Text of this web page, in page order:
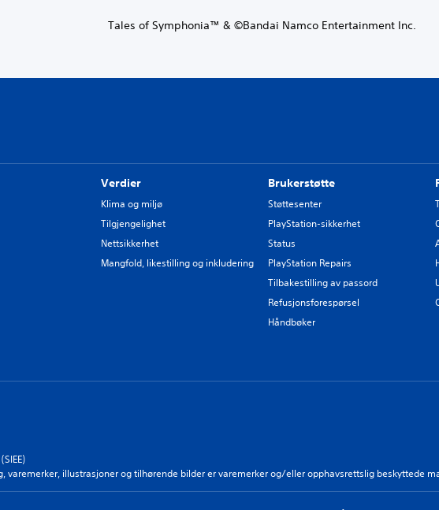
Tales of Symphonia™ & ©Bandai Namco Entertainment Inc.
Verdier
Klima og miljø
Tilgjengelighet
Nettsikkerhet
Mangfold, likestilling og inkludering
Brukerstøtte
Støttesenter
PlayStation-sikkerhet
Status
PlayStation Repairs
Tilbakestilling av passord
Refusjonsforespørsel
Håndbøker
illustrasjoner og tilhørende bilder er varemerker og/eller opphavsrettslig beskyttede